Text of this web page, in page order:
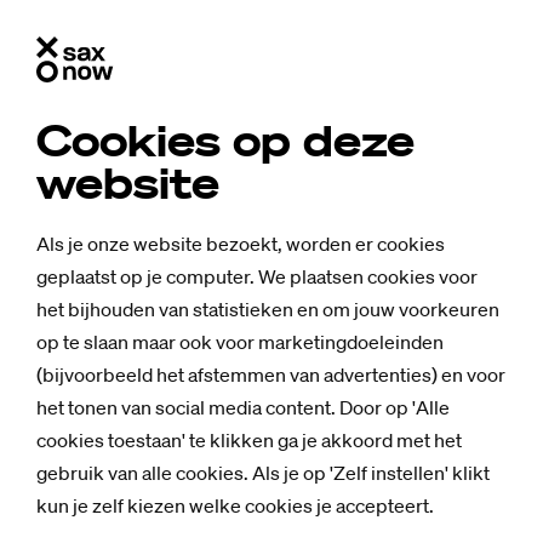
Cookies op deze
website
Als je onze website bezoekt, worden er cookies
geplaatst op je computer. We plaatsen cookies voor
het bijhouden van statistieken en om jouw voorkeuren
op te slaan maar ook voor marketingdoeleinden
(bijvoorbeeld het afstemmen van advertenties) en voor
het tonen van social media content. Door op 'Alle
cookies toestaan' te klikken ga je akkoord met het
gebruik van alle cookies. Als je op 'Zelf instellen' klikt
kun je zelf kiezen welke cookies je accepteert.
Nieuws